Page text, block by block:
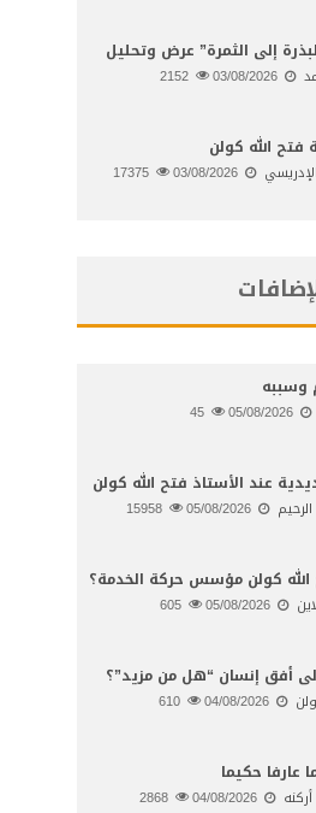
إلى الثمرة” عرض وتحليل
03/08/2026
الله كولن
03/08/2026
وسببه
05/08/2026
عند الأستاذ فتح الله كولن
05/08/2026
كولن مؤسس حركة الخدمة؟
05/08/2026
أفق إنسان “هل من مزيد”؟
04/08/2026
عارفا حكيما
04/08/2026